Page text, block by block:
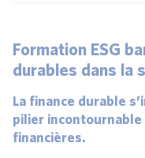
Formation ESG
durables dans la
La finance durable
pilier
financières.